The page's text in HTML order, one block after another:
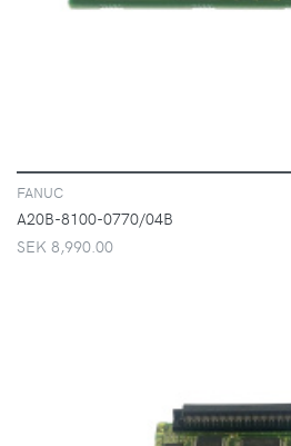
FANUC
A20B-8100-0770/04B
SEK 8,990.00